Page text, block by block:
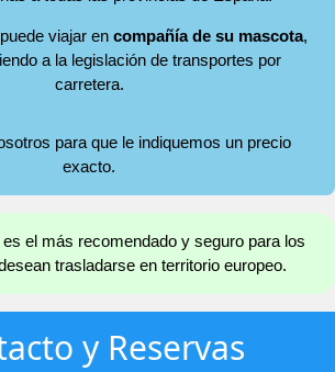
viajar en compañía de su mascota,
a la legislación de transportes por
carretera.
para que le indiquemos un precio
exacto.
el más recomendado y seguro para los
trasladarse en territorio europeo.
y Reservas